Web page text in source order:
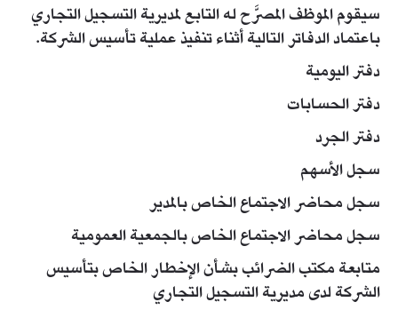
سيقوم الموظف المصرَّح له التابع لمديرية التسجيل التجاري
باعتماد الدفاتر التالية أثناء تنفيذ عملية تأسيس الشركة.
دفتر اليومية
دفتر الحسابات
دفتر الجرد
سجل الأسهم
سجل محاضر الاجتماع الخاص بالمدير
سجل محاضر الاجتماع الخاص بالجمعية العمومية
متابعة مكتب الضرائب بشأن الإخطار الخاص بتأسيس
الشركة لدى مديرية التسجيل التجاري